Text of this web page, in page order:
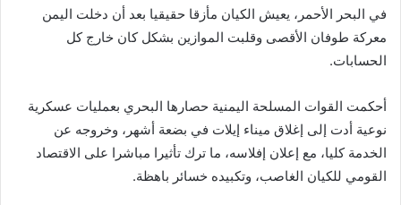
في البحر الأحمر، يعيش الكيان مأزقا حقيقيا بعد أن دخلت اليمن
معركة طوفان الأقصى وقلبت الموازين بشكل كان خارج كل
الحسابات.
أحكمت القوات المسلحة اليمنية حصارها البحري بعمليات عسكرية
نوعية أدت إلى إغلاق ميناء إيلات في بضعة أشهر، وخروجه عن
الخدمة كليا، مع إعلان إفلاسه، ما ترك تأثيرا مباشرا على الاقتصاد
القومي للكيان الغاصب، وتكبيده خسائر باهظة.